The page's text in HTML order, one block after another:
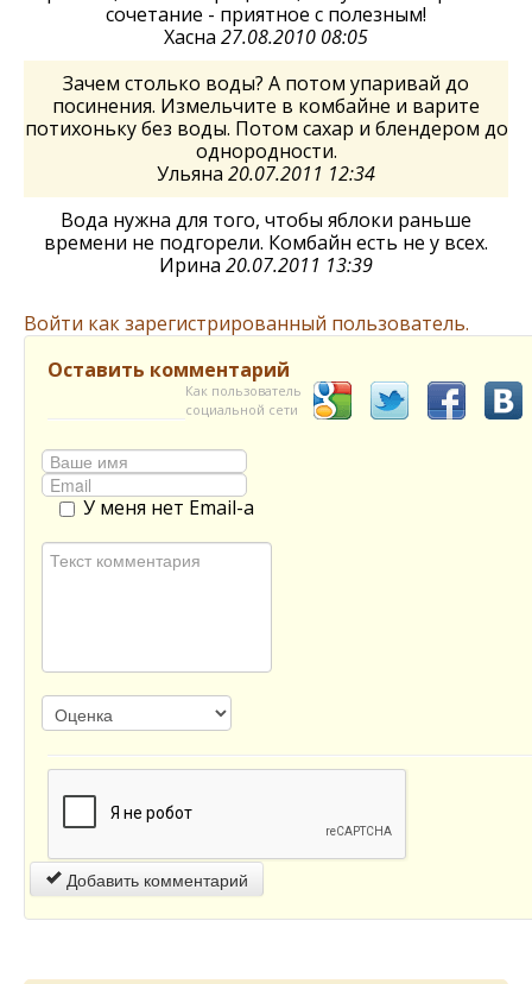
сочетание - приятное с полезным!
Хасна 27.08.2010 08:05
Зачем столько воды? А потом упаривай до
посинения. Измельчите в комбайне и варите
потихоньку без воды. Потом сахар и блендером до
однородности.
Ульяна 20.07.2011 12:34
Вода нужна для того, чтобы яблоки раньше
времени не подгорели. Комбайн есть не у всех.
Ирина 20.07.2011 13:39
Войти как зарегистрированный пользователь.
Оставить комментарий
Как пользователь
социальной сети
У меня нет Email-а
Добавить комментарий